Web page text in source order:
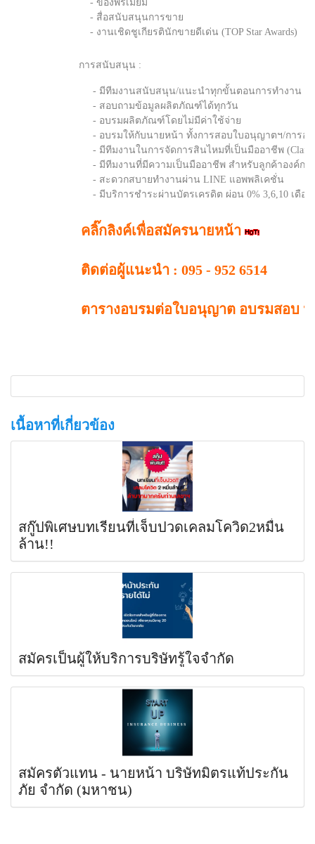
- ของพรีเมี่ยม
- สื่อสนับสนุนการขาย
- งานเชิดชูเกียรตินักขายดีเด่น (TOP Star Awards)
การสนับสนุน :
- มีทีมงานสนับสนุน/แนะนำทุกขั้นตอนการทำงาน และ มีค
- สอบถามข้อมูลผลิตภัณฑ์ได้ทุกวัน
- อบรมผลิตภัณฑ์โดยไม่มีค่าใช้จ่าย
- อบรมให้กับนายหน้า ทั้งการสอบใบอนุญาตฯ/การอบรมหลัก
- มีทีมงานในการจัดการสินไหมที่เป็นมืออาชีพ (Claim
- มีทีมงานที่มีความเป็นมืออาชีพ สำหรับลูกค้าองค์กร
- สะดวกสบายทำงานผ่าน LINE แอพพลิเคชั่น
- มีบริการชำระผ่านบัตรเครดิต ผ่อน 0% 3,6,10 เดือน (**
คลิ๊กลิงค์เพื่อสมัครนายหน้า
ติดต่อผู้แนะนำ : 095 - 952 6514
ตารางอบรมต่อใบอนุญาต อบรมสอบ
เนื้อหาที่เกี่ยวข้อง
สกู๊ปพิเศษบทเรียนที่เจ็บปวดเคลมโควิด2หมื่น
ล้าน!!
สมัครเป็นผู้ให้บริการบริษัทรู้ใจจำกัด
สมัครตัวแทน - นายหน้า บริษัทมิตรแท้ประกัน
ภัย จำกัด (มหาชน)